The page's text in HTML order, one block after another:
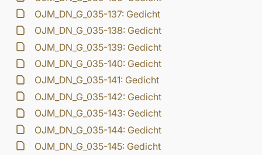
OJM_DN_G_035-137: Gedicht
OJM_DN_G_035-138: Gedicht
OJM_DN_G_035-139: Gedicht
OJM_DN_G_035-140: Gedicht
OJM_DN_G_035-141: Gedicht
OJM_DN_G_035-142: Gedicht
OJM_DN_G_035-143: Gedicht
OJM_DN_G_035-144: Gedicht
OJM_DN_G_035-145: Gedicht